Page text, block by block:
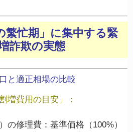
繁忙期」に集中する緊
詐欺の実態
と適正相場の比較
増費用の目安」：
の修理費：基準価格（100%）